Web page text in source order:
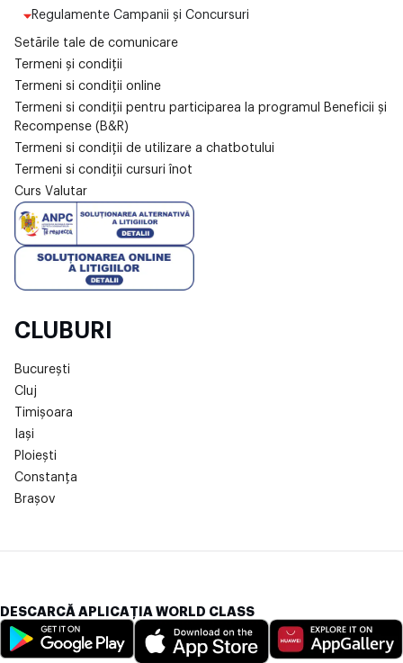
Regulamente Campanii și Concursuri
Setările tale de comunicare
Termeni și condiții
Termeni si condiții online
Termeni si condiții pentru participarea la programul Beneficii și
Recompense (B&R)
Termeni si condiții de utilizare a chatbotului
Termeni si condiții cursuri înot
Curs Valutar
CLUBURI
București
Cluj
Timișoara
Iași
Ploiești
Constanța
Brașov
DESCARCĂ APLICAȚIA WORLD CLASS